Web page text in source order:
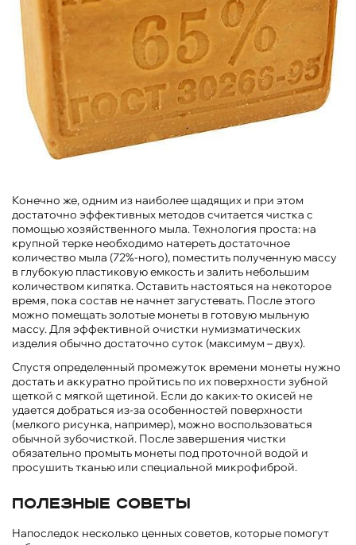
Конечно же, одним из наиболее щадящих и при этом
достаточно эффективных методов считается чистка с
помощью хозяйственного мыла. Технология проста: на
крупной терке необходимо натереть достаточное
количество мыла (72%-ного), поместить полученную массу
в глубокую пластиковую емкость и залить небольшим
количеством кипятка. Оставить настояться на некоторое
время, пока состав не начнет загустевать. После этого
можно помещать золотые монеты в готовую мыльную
массу. Для эффективной очистки нумизматических
изделия обычно достаточно суток (максимум – двух).
Спустя определенный промежуток времени монеты нужно
достать и аккуратно пройтись по их поверхности зубной
щеткой с мягкой щетиной. Если до каких-то окисей не
удается добраться из-за особенностей поверхности
(мелкого рисунка, например), можно воспользоваться
обычной зубочисткой. После завершения чистки
обязательно промыть монеты под проточной водой и
просушить тканью или специальной микрофиброй.
Полезные советы
Напоследок несколько ценных советов, которые помогут